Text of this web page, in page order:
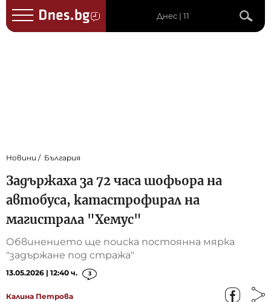
Днес | 11
Новини България
Задържаха за 72 часа шофьора на
автобуса, катастрофирал на
магистрала "Хемус"
Обвинението ще поиска постоянна мярка
"задържане под стража"
13.05.2026 | 12:40 ч. 3
Калина Петрова